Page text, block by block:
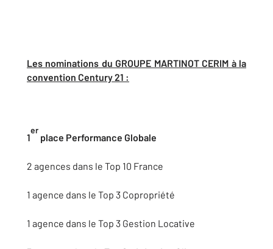
Les nominations du GROUPE MARTINOT CERIM à la
convention Century 21 :
1
er
place Performance Globale
2 agences dans le Top 10 France
1 agence dans le Top 3 Copropriété
1 agence dans le Top 3 Gestion Locative